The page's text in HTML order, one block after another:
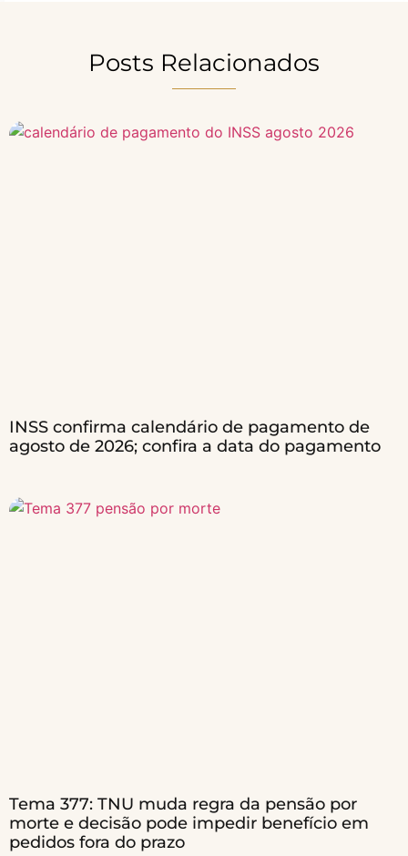
Posts Relacionados
INSS confirma calendário de pagamento de
agosto de 2026; confira a data do pagamento
Tema 377: TNU muda regra da pensão por
morte e decisão pode impedir benefício em
pedidos fora do prazo